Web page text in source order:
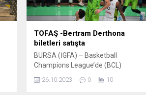
TOFAŞ -Bertram Derthona
biletleri satışta
BURSA (İGFA) – Basketball
Champions League’de (BCL)
sezona galibiyetle başlayan TOFAŞ,
H Grubu 2. hafta maçına 31 Ekim
26.10.2023 0 10